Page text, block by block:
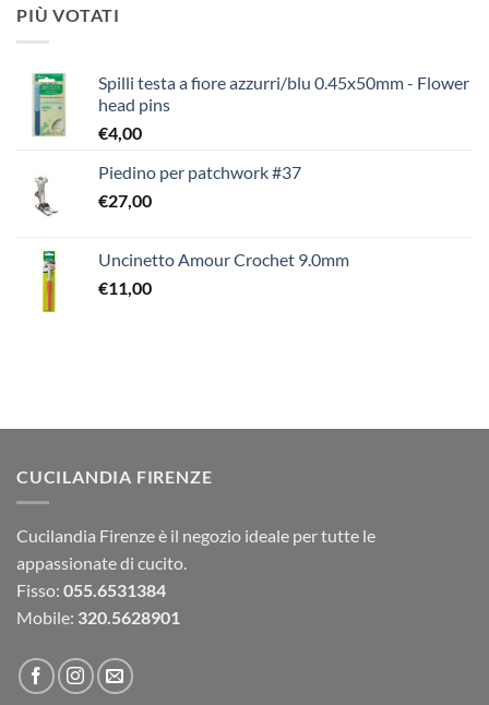
PIÙ VOTATI
Spilli testa a fiore azzurri/blu 0.45x50mm - Flower
head pins
€4,00
Piedino per patchwork #37
€27,00
Uncinetto Amour Crochet 9.0mm
€11,00
CUCILANDIA FIRENZE
Cucilandia Firenze è il negozio ideale per tutte le
appassionate di cucito.
Fisso: 055.6531384
Mobile: 320.5628901